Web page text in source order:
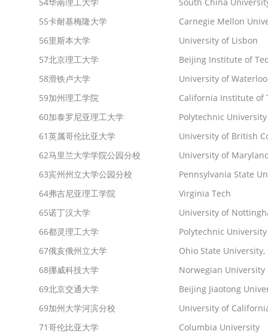
55卡耐基梅隆大学
Carnegie Mellon
56里斯本大学
University of Lisbon
57北京理工大学
Beijing Institute of
58滑铁卢大学
University of Waterloo
59加州理工学院
California Institute of
60加泰罗尼亚理工大学
Polytechnic
61英属哥伦比亚大学
University of British
62马里兰大学学院公园分校
University of
63宾州州立大学公园分校
Pennsylvania State
64弗吉尼亚理工学院
Virginia Tech
65诺丁汉大学
University of
66都灵理工大学
Polytechnic
67俄亥俄州立大学
Ohio State
68挪威科技大学
Norwegian University
69北京交通大学
Beijing Jiaotong
69加州大学河滨分校
University of
71哥伦比亚大学
Columbia University